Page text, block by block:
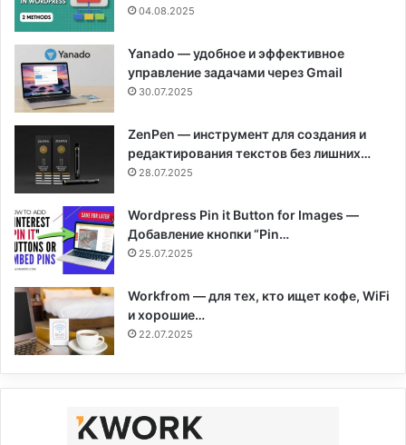
04.08.2025
Yanado — удобное и эффективное
управление задачами через Gmail
30.07.2025
ZenPen — инструмент для создания и
редактирования текстов без лишних…
28.07.2025
Wordpress Pin it Button for Images —
Добавление кнопки “Pin…
25.07.2025
Workfrom — для тех, кто ищет кофе, WiFi
и хорошие…
22.07.2025